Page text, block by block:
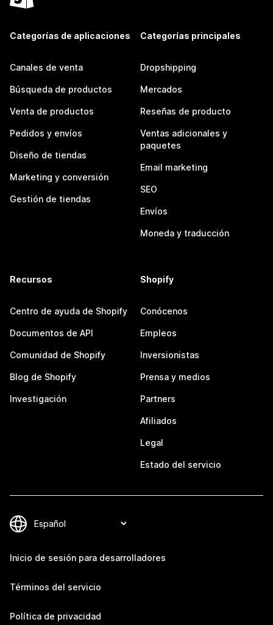
Categorías de aplicaciones
Canales de venta
Búsqueda de productos
Venta de productos
Pedidos y envíos
Diseño de tiendas
Marketing y conversión
Gestión de tiendas
Categorías principales
Dropshipping
Mercados
Reseñas de producto
Ventas adicionales y
paquetes
Email marketing
SEO
Envíos
Moneda y traducción
Recursos
Centro de ayuda de Shopify
Documentos de API
Comunidad de Shopify
Blog de Shopify
Investigación
Shopify
Conócenos
Empleos
Inversionistas
Prensa y medios
Partners
Afiliados
Legal
Estado del servicio
Inicio de sesión para desarrolladores
Términos del servicio
Política de privacidad